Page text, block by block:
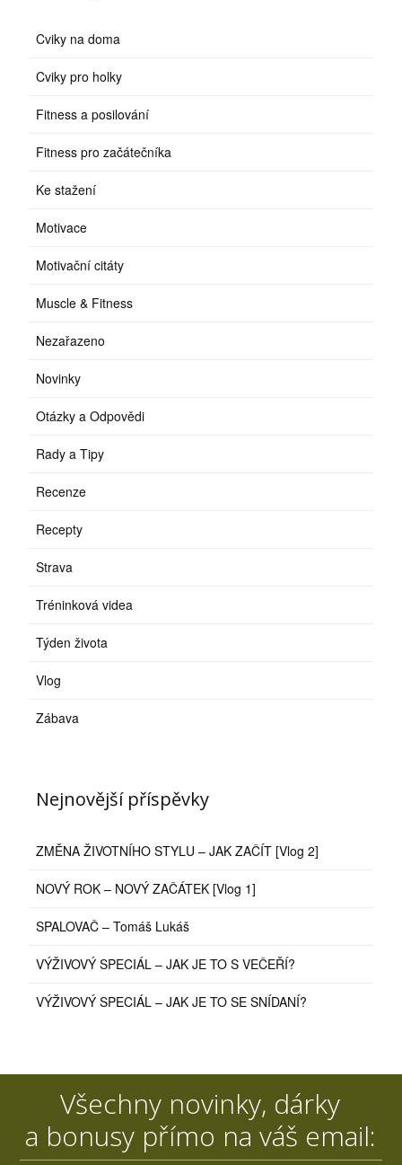
Cviky na doma
Cviky pro holky
Fitness a posilování
Fitness pro začátečníka
Ke stažení
Motivace
Motivační citáty
Muscle & Fitness
Nezařazeno
Novinky
Otázky a Odpovědi
Rady a Tipy
Recenze
Recepty
Strava
Tréninková videa
Týden života
Vlog
Zábava
Nejnovější příspěvky
ZMĚNA ŽIVOTNÍHO STYLU – JAK ZAČÍT [Vlog 2]
NOVÝ ROK – NOVÝ ZAČÁTEK [Vlog 1]
SPALOVAČ – Tomáš Lukáš
VÝŽIVOVÝ SPECIÁL – JAK JE TO S VEČEŘÍ?
VÝŽIVOVÝ SPECIÁL – JAK JE TO SE SNÍDANÍ?
Všechny novinky, dárky
a bonusy přímo na váš email: